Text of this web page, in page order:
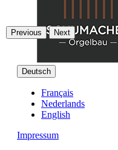
Deutsch
Français
Nederlands
English
Impressum
Previous Next